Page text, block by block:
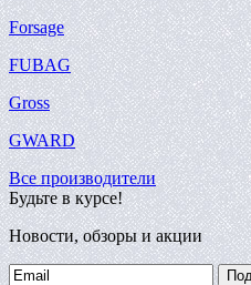
Forsage
FUBAG
Gross
GWARD
Все производители
Будьте в курсе!
Новости, обзоры и акции